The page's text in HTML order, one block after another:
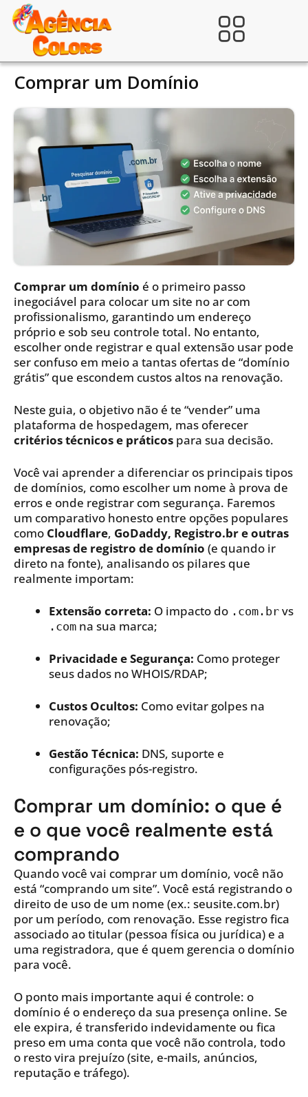
para
conteúdo
Verificada por
Comprar um Domínio
Comprar um domínio é o primeiro passo
inegociável para colocar um site no ar com
profissionalismo, garantindo um endereço
próprio e sob seu controle total. No entanto,
escolher onde registrar e qual extensão usar pode
ser confuso em meio a tantas ofertas de “domínio
grátis” que escondem custos altos na renovação.
Neste guia, o objetivo não é te “vender” uma
plataforma de hospedagem, mas oferecer
critérios técnicos e práticos para sua decisão.
Você vai aprender a diferenciar os principais tipos
de domínios, como escolher um nome à prova de
erros e onde registrar com segurança. Faremos
um comparativo honesto entre opções populares
como Cloudflare, GoDaddy, Registro.br e outras
empresas de registro de domínio (e quando ir
direto na fonte), analisando os pilares que
realmente importam:
Extensão correta: O impacto do .com.br vs
.com na sua marca;
Privacidade e Segurança: Como proteger
seus dados no WHOIS/RDAP;
Custos Ocultos: Como evitar golpes na
renovação;
Gestão Técnica: DNS, suporte e
configurações pós-registro.
Comprar um domínio: o que é
e o que você realmente está
comprando
Quando você vai comprar um domínio, você não
está “comprando um site”. Você está registrando o
direito de uso de um nome (ex.: seusite.com.br)
por um período, com renovação. Esse registro fica
associado ao titular (pessoa física ou jurídica) e a
uma registradora, que é quem gerencia o domínio
para você.
O ponto mais importante aqui é controle: o
domínio é o endereço da sua presença online. Se
ele expira, é transferido indevidamente ou fica
preso em uma conta que você não controla, todo
o resto vira prejuízo (site, e-mails, anúncios,
reputação e tráfego).